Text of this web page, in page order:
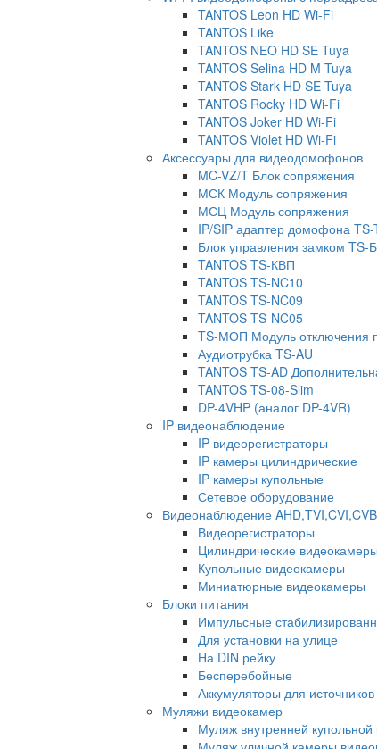
TANTOS Leon HD Wi-Fi
TANTOS Like
TANTOS NEO HD SE Tuya
TANTOS Selina HD M Tuya
TANTOS Stark HD SE Tuya
TANTOS Rocky HD Wi-Fi
TANTOS Joker HD Wi-Fi
TANTOS Violet HD Wi-Fi
Аксессуары для видеодомофонов
MC-VZ/T Блок сопряжения
МСК Модуль сопряжения
МСЦ Модуль сопряжения
IP/SIP адаптер домофона TS-
Блок управления замком TS-
TANTOS TS-КВП
TANTOS TS-NC10
TANTOS TS-NC09
TANTOS TS-NC05
TS-МОП Модуль отключения
Аудиотрубка TS-AU
TANTOS TS-AD
TANTOS TS-08-Slim
DP-4VHP (аналог DP-4VR)
IP видеонаблюдение
IP видеорегистраторы
IP камеры цилиндрические
IP камеры купольные
Сетевое оборудование
Видеонаблюдение
Видеорегистраторы
Цилиндрические видеокамеры
Купольные видеокамеры
Миниатюрные видеокамеры
Блоки питания
Импульсные
Для установки на улице
На DIN рейку
Бесперебойные
Аккумуляторы для
Муляжи видеокамер
Муляж внутренней